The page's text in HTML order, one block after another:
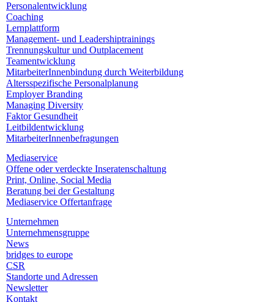
Personalentwicklung
Coaching
Lernplattform
Management- und Leadershiptrainings
Trennungskultur und Outplacement
Teamentwicklung
MitarbeiterInnenbindung durch Weiterbildung
Altersspezifische Personalplanung
Employer Branding
Managing Diversity
Faktor Gesundheit
Leitbildentwicklung
MitarbeiterInnenbefragungen
Mediaservice
Offene oder verdeckte Inseratenschaltung
Print, Online, Social Media
Beratung bei der Gestaltung
Mediaservice Offertanfrage
Unternehmen
Unternehmensgruppe
News
bridges to europe
CSR
Standorte und Adressen
Newsletter
Kontakt